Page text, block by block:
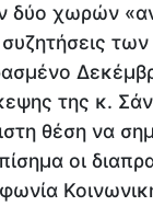
δύο χωρών
της κ.
θέση να
οι